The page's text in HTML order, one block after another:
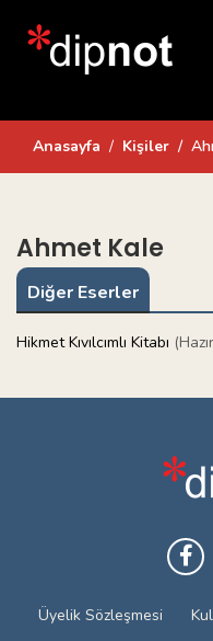
Anasayfa Kişiler
Ahmet Kale
Diğer Eserler
Hikmet Kıvılcımlı Kitabı
Üyelik Sözleşmesi